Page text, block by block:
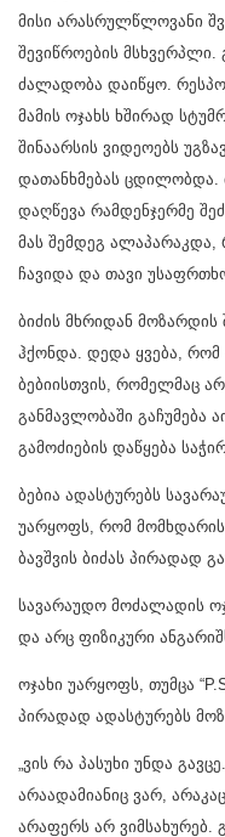
მისი არასრულწლოვანი
შევიწროების
ძალადობა დაიწყო.
მამის ოჯახს ხშირად
შინაარსის ვიდეოებს
დათანხმებას ცდილობდა.
დაღწევა რამდენჯერმე
მას შემდეგ ალაპარაკდა,
ჩავიდა და თავი
ბიძის მხრიდან მოზარდის
ჰქონდა. დედა ყვება, რომ
ბებიისთვის, რომელმაც
განმავლობაში გაჩუმება
გამოძიების დაწყება
ბებია ადასტურებს
უარყოფს, რომ
ბავშვის ბიძას პირადად
სავარაუდო მოძალადის
და არც ფიზიკური
ოჯახი უარყოფს, თუმცა
პირადად ადასტურებს
„ვის რა პასუხი უნდა
არაადამიანიც ვარ,
არაფერს არ ვიმსახურებ.